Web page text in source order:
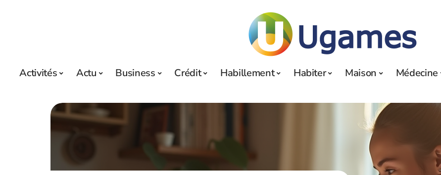
Activités Actu Business Crédit Habillement Habiter Maison Médecine